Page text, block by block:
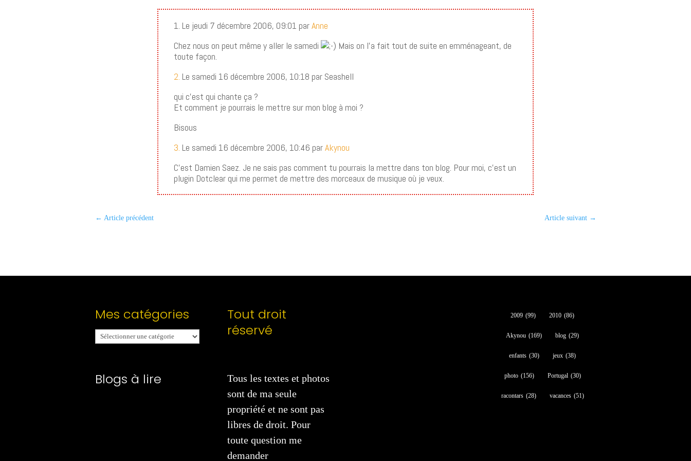
pour
augmenter
1. Le jeudi 7 décembre 2006, 09:01 parAnne
Chez nous on peut même y aller le samedi
Mais on l’a fait tout de suite en emménageant, de
toute façon.
2. Le samedi 16 décembre 2006, 10:18 par Seashell
qui c’est qui chante ça ?
Et comment je pourrais le mettre sur mon blog à moi ?
Bisous
3. Le samedi 16 décembre 2006, 10:46 parAkynou
C’est Damien Saez. Je ne sais pas comment tu pourrais la mettre dans ton blog. Pour moi, c’est un
plugin Dotclear qui me permet de mettre des morceaux de musique où je veux.
← Article précédent Article suivant→
Mes catégories
Mes
catégories
Blogs à lire
Tout droit
réservé
Tous les textes et photos
sont de ma seule
propriété et ne sont pas
libres de droit. Pour
toute question me
demander
2009 (99) 2010 (86)
Akynou (169) blog (29)
enfants (30) jeux (38)
photo (156) Portugal (30)
racontars (28) vacances (51)